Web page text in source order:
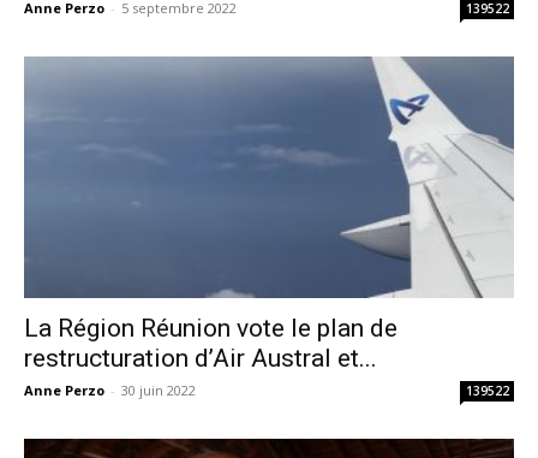
Anne Perzo - 5 septembre 2022 139522
La Région Réunion vote le plan de
restructuration d’Air Austral et...
Anne Perzo - 30 juin 2022 139522